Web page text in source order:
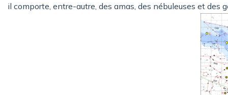
il comporte, entre-autre, des amas, des nébuleuses et des